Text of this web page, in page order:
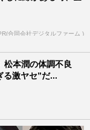
合同会社デジタルファーム )
松本潤の体調不良
る激ヤセ”だ...